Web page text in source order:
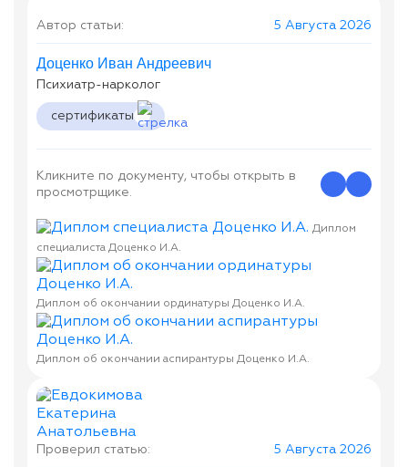
Автор статьи: 5 Августа 2026
Доценко Иван Андреевич
Психиатр-нарколог
сертификаты
Кликните по документу, чтобы открыть в
просмотрщике.
Диплом
специалиста Доценко И.А.
Диплом об окончании ординатуры Доценко И.А.
Диплом об окончании аспирантуры Доценко И.А.
Проверил статью: 5 Августа 2026